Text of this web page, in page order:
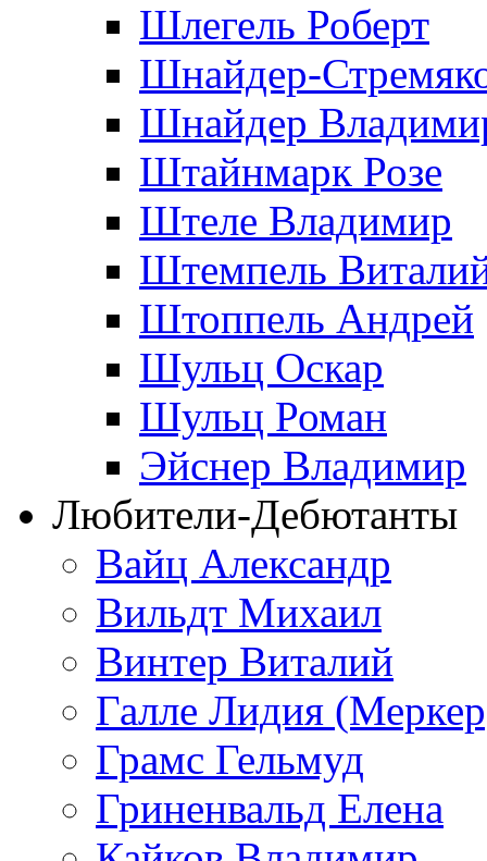
Шлегель Роберт
Шнайдер-
Шнайдер
Штайнмарк Розe
Штеле Владимир
Штемпель
Штоппель Андрей
Шульц Оскар
Шульц Роман
Эйснер Владимир
Любители-Дебютанты
Вайц Александр
Вильдт Михаил
Винтер Виталий
Галле Лидия
Грамс Гельмуд
Гриненвальд Елена